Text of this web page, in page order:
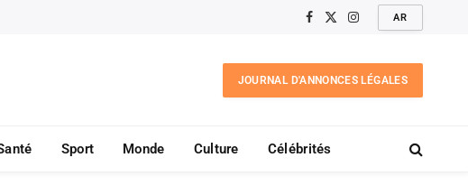
Facebook
X
Instagram
AR
JOURNAL D'ANNONCES LÉGALES
Sport Monde Culture Célébrités